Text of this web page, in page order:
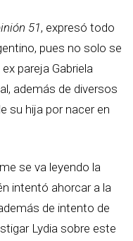
51, expresó todo
pues no solo se
pareja Gabriela
además de diversos
su hija por nacer en
se va leyendo la
intentó ahorcar a la
de intento de
Lydia sobre este